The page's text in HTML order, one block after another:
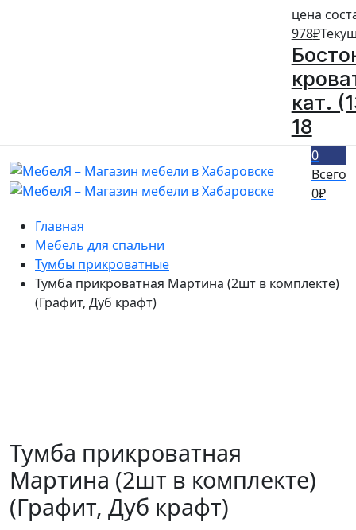
цена
978₽
кат.
18
0
Всего
0₽
Главная
Мебель для спальни
Тумбы прикроватные
Тумба прикроватная Мартина (2шт в комплекте)
(Графит, Дуб крафт)
Тумба прикроватная
Мартина (2шт в комплекте)
(Графит, Дуб крафт)